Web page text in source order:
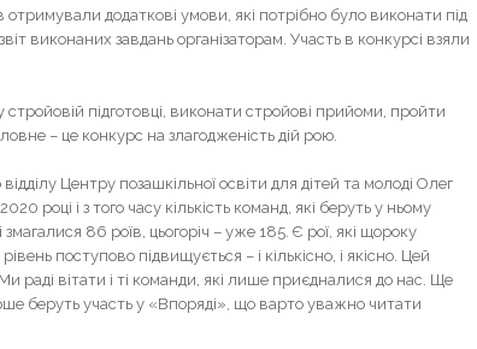
додаткові умови, які потрібно було виконати під
виконаних завдань організаторам. Участь в конкурсі взяли
підготовці, виконати стройові прийоми, пройти
– це конкурс на злагодженість дій рою.
Центру позашкільної освіти для дітей та молоді Олег
році і з того часу кількість команд, які беруть у ньому
86 роїв, цьогоріч – уже 185. Є рої, які щороку
поступово підвищується – і кількісно, і якісно. Цей
раді вітати і ті команди, які лише приєдналися до нас. Ще
беруть участь у «Впоряді», що варто уважно читати